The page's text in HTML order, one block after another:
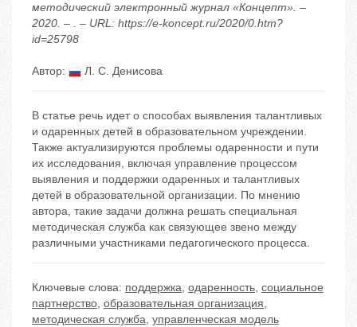
методический электронный журнал «Концепт». –
2020. – . – URL: https://e-koncept.ru/2020/0.htm?
id=25798
Автор: Л. С. Денисова
В статье речь идет о способах выявления талантливых
и одаренных детей в образовательном учреждении.
Также актуализируются проблемы одаренности и пути
их исследования, включая управление процессом
выявления и поддержки одаренных и талантливых
детей в образовательной организации. По мнению
автора, такие задачи должна решать специальная
методическая служба как связующее звено между
различными участниками педагогического процесса.
Ключевые слова: поддержка, одаренность, социальное
партнерство, образовательная организация,
методическая служба, управленческая модель